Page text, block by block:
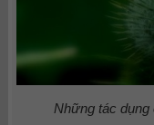
Những tác dụng